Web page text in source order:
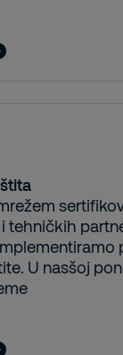
tehničkih
U nasšoj